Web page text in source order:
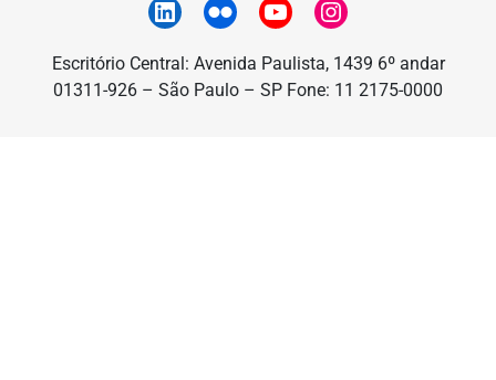
Escritório Central: Avenida Paulista, 1439 6º andar
01311-926 – São Paulo – SP Fone: 11 2175-0000